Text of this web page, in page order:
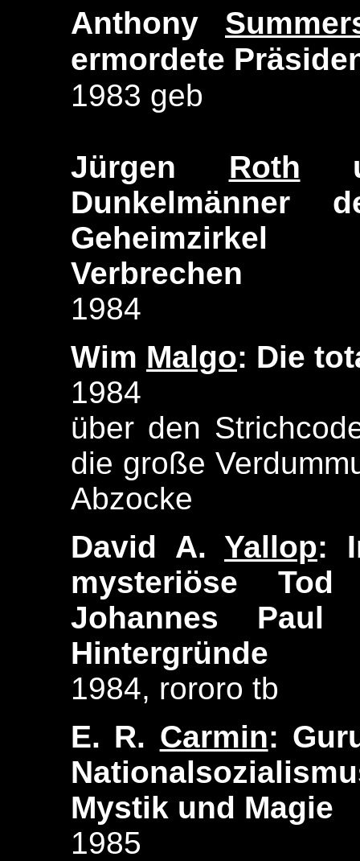
Anthony
ermordete
1983 geb
Jürgen Roth
Dunkelmänner
Geheimzirkel
Verbrechen
1984
Wim Malgo: Die
1984
über den
die große
Abzocke
David A. Yallop:
mysteriöse Tod
Johannes
Hintergründe
1984, rororo tb
E. R. Carmin:
Mystik und Magie
1985